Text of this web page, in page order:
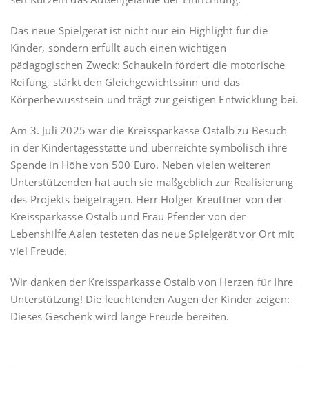
Das neue Spielgerät ist nicht nur ein Highlight für die
Kinder, sondern erfüllt auch einen wichtigen
pädagogischen Zweck: Schaukeln fördert die motorische
Reifung, stärkt den Gleichgewichtssinn und das
Körperbewusstsein und trägt zur geistigen Entwicklung bei.
Am 3. Juli 2025 war die Kreissparkasse Ostalb zu Besuch
in der Kindertagesstätte und überreichte symbolisch ihre
Spende in Höhe von 500 Euro. Neben vielen weiteren
Unterstützenden hat auch sie maßgeblich zur Realisierung
des Projekts beigetragen. Herr Holger Kreuttner von der
Kreissparkasse Ostalb und Frau Pfender von der
Lebenshilfe Aalen testeten das neue Spielgerät vor Ort mit
viel Freude.
Wir danken der Kreissparkasse Ostalb von Herzen für Ihre
Unterstützung! Die leuchtenden Augen der Kinder zeigen:
Dieses Geschenk wird lange Freude bereiten.